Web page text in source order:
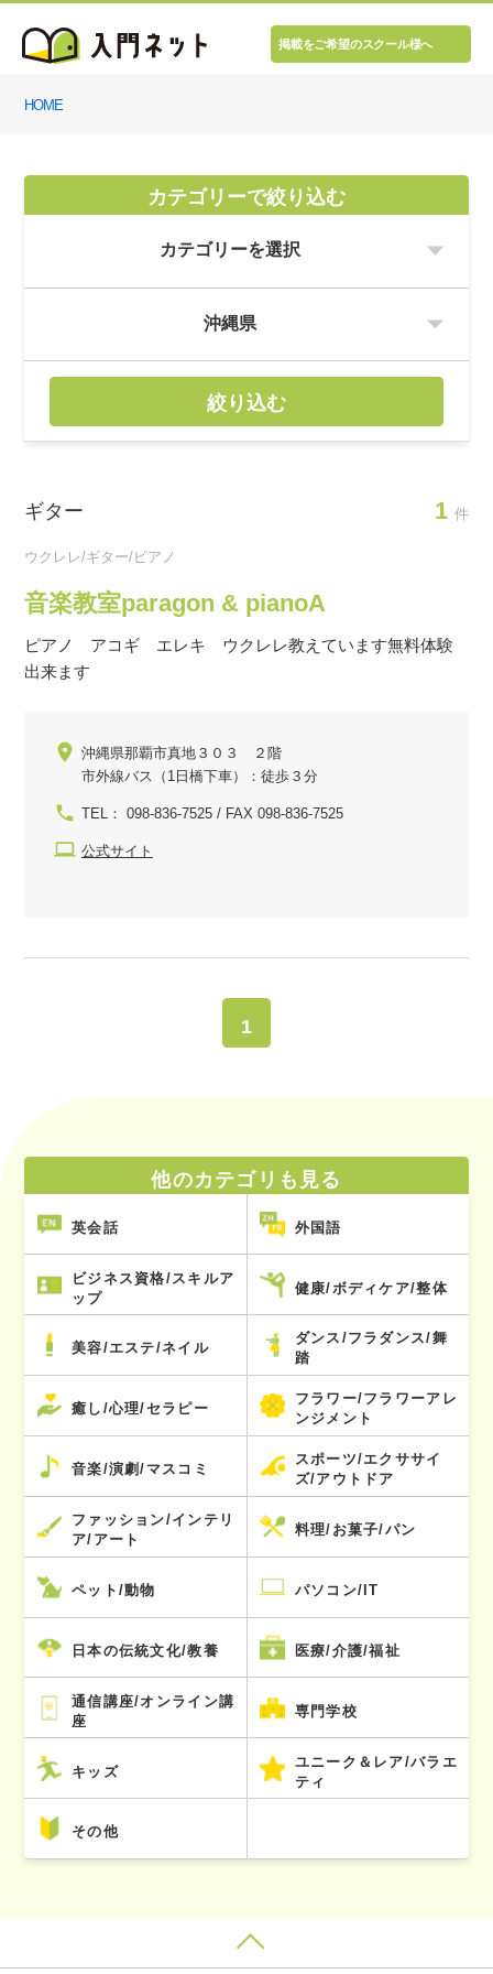
掲載をご希望のスクール様へ
HOME
カテゴリーで絞り込む
絞り込む
ギター 1 件
ウクレレ/ギター/ピアノ
音楽教室paragon & pianoA
ピアノ アコギ エレキ ウクレレ教えています無料体験
出来ます
沖縄県那覇市真地３０３ ２階
市外線バス（1日橋下車）：徒歩３分
TEL： 098-836-7525 / FAX 098-836-7525
公式サイト
1
他のカテゴリも見る
英会話 外国語
ビジネス資格/スキルア
ップ
健康/ボディケア/整体
美容/エステ/ネイル
ダンス/フラダンス/舞
踏
癒し/心理/セラピー
フラワー/フラワーアレ
ンジメント
音楽/演劇/マスコミ
スポーツ/エクササイ
ズ/アウトドア
ファッション/インテリ
ア/アート
料理/お菓子/パン
ペット/動物 パソコン/IT
日本の伝統文化/教養 医療/介護/福祉
通信講座/オンライン講
座
専門学校
キッズ
ユニーク＆レア/バラエ
ティ
その他